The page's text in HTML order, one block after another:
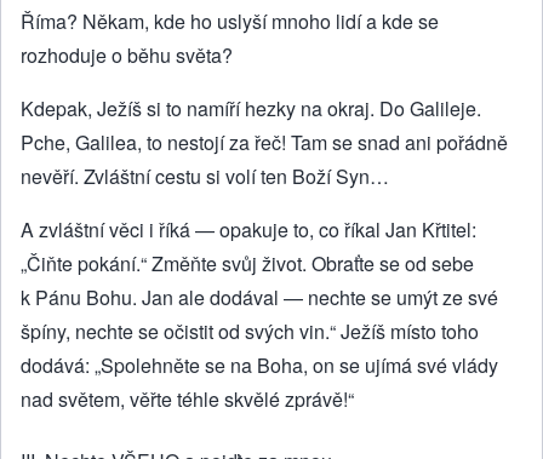
Říma? Někam, kde ho uslyší mnoho lidí a kde se
rozhoduje o běhu světa?
Kdepak, Ježíš si to namíří hezky na okraj. Do Galileje.
Pche, Galilea, to nestojí za řeč! Tam se snad ani pořádně
nevěří. Zvláštní cestu si volí ten Boží Syn…
A zvláštní věci i říká — opakuje to, co říkal Jan Křtitel:
„Čiňte pokání.“ Změňte svůj život. Obraťte se od sebe
k Pánu Bohu. Jan ale dodával — nechte se umýt ze své
špíny, nechte se očistit od svých vin.“ Ježíš místo toho
dodává: „Spolehněte se na Boha, on se ujímá své vlády
nad světem, věřte téhle skvělé zprávě!“